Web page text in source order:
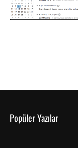
Popüler Yazılar